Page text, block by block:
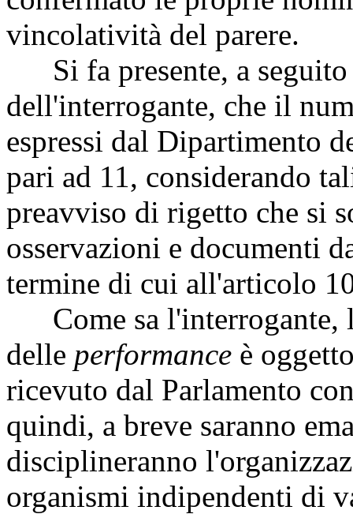
vincolatività del parere.
Si fa presente, a seguito
dell'interrogante, che il
espressi dal Dipartimento
pari ad 11, considerando
preavviso di rigetto che si
osservazioni e documenti
termine di cui all'articolo
Come sa l'interrogante,
delle performance è
ricevuto dal Parlamento
quindi, a breve saranno
disciplineranno
organismi indipendenti di